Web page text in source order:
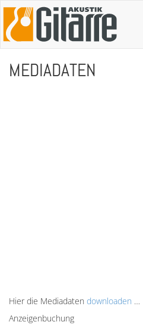
MEDIADATEN
Hier die Mediadaten downloaden …
Anzeigenbuchung